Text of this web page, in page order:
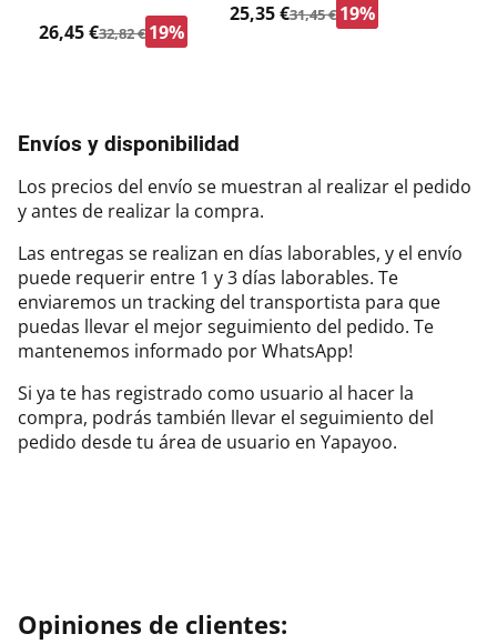
26,45 €32,82 € 19%
25,35 €31,45 € 19%
Envíos y disponibilidad
Los precios del envío se muestran al realizar el pedido
y antes de realizar la compra.
Las entregas se realizan en días laborables, y el envío
puede requerir entre 1 y 3 días laborables. Te
enviaremos un tracking del transportista para que
puedas llevar el mejor seguimiento del pedido. Te
mantenemos informado por WhatsApp!
Si ya te has registrado como usuario al hacer la
compra, podrás también llevar el seguimiento del
pedido desde tu área de usuario en Yapayoo.
Opiniones de clientes: